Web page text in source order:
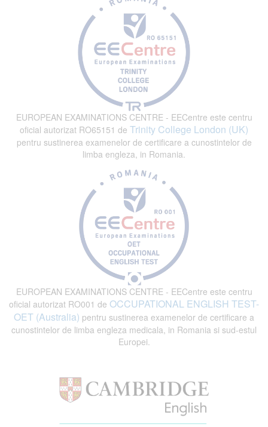
EUROPEAN EXAMINATIONS CENTRE - EECentre este centru
oficial autorizat RO65151 de Trinity College London (UK)
pentru sustinerea examenelor de certificare a cunostintelor de
limba engleza, in Romania.
EUROPEAN EXAMINATIONS CENTRE - EECentre este centru
oficial autorizat RO001 de OCCUPATIONAL ENGLISH TEST-
OET (Australia) pentru sustinerea examenelor de certificare a
cunostintelor de limba engleza medicala, in Romania si sud-estul
Europei.